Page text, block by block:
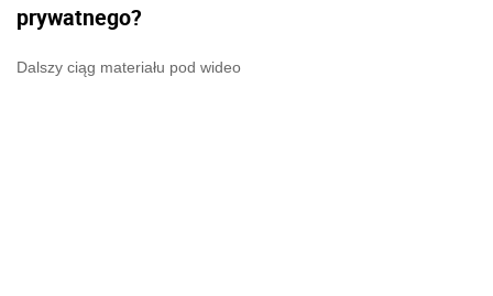
prywatnego?
Dalszy ciąg materiału pod wideo